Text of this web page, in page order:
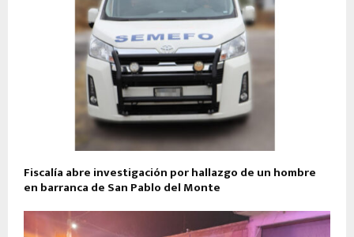
Fiscalía abre investigación por hallazgo de un hombre
en barranca de San Pablo del Monte